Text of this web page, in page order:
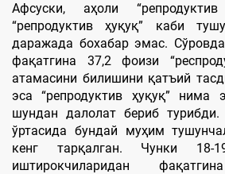
Афсуски, аҳоли
“репродуктив ҳуқуқ” каби
даражада бохабар эмас.
фақатгина 37,2 фоизи
атамасини билишини қатъий
эса “репродуктив ҳуқуқ” нима
шундан далолат бериб
ўртасида бундай муҳим
кенг тарқалган. Чунки 18-
иштирокчиларидан